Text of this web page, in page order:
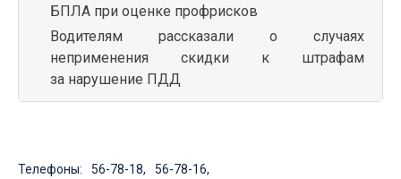
БПЛА при оценке профрисков
Водителям рассказали о случаях
неприменения скидки к штрафам
за нарушение ПДД
Телефоны: 56-78-18, 56-78-16,